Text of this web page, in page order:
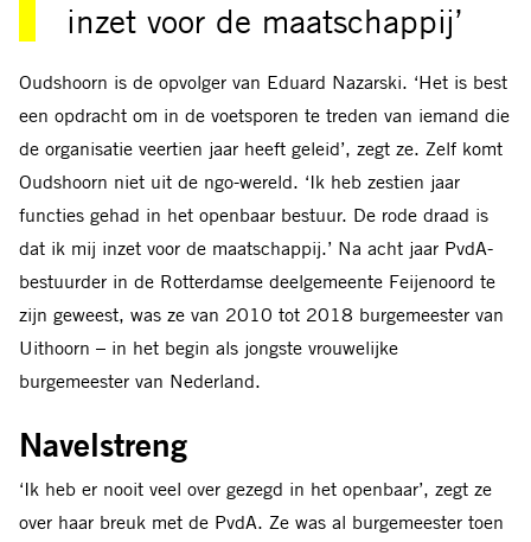
inzet voor de maatschappij’
Oudshoorn is de opvolger van Eduard Nazarski. ‘Het is best
een opdracht om in de voetsporen te treden van iemand die
de organisatie veertien jaar heeft geleid’, zegt ze. Zelf komt
Oudshoorn niet uit de ngo-wereld. ‘Ik heb zestien jaar
functies gehad in het openbaar bestuur. De rode draad is
dat ik mij inzet voor de maatschappij.’ Na acht jaar PvdA-
bestuurder in de Rotterdamse deelgemeente Feijenoord te
zijn geweest, was ze van 2010 tot 2018 burgemeester van
Uithoorn – in het begin als jongste vrouwelijke
burgemeester van Nederland.
Navelstreng
‘Ik heb er nooit veel over gezegd in het openbaar’, zegt ze
over haar breuk met de PvdA. Ze was al burgemeester toen